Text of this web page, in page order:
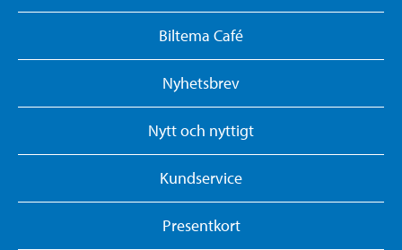
Biltema Café
Nyhetsbrev
Nytt och nyttigt
Kundservice
Presentkort